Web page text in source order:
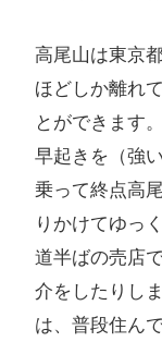
高尾山は東京
ほどしか離れ
とができます。
早起きを（強
乗って終点高
りかけてゆっ
道半ばの売店
介をしたりし
は、普段住ん